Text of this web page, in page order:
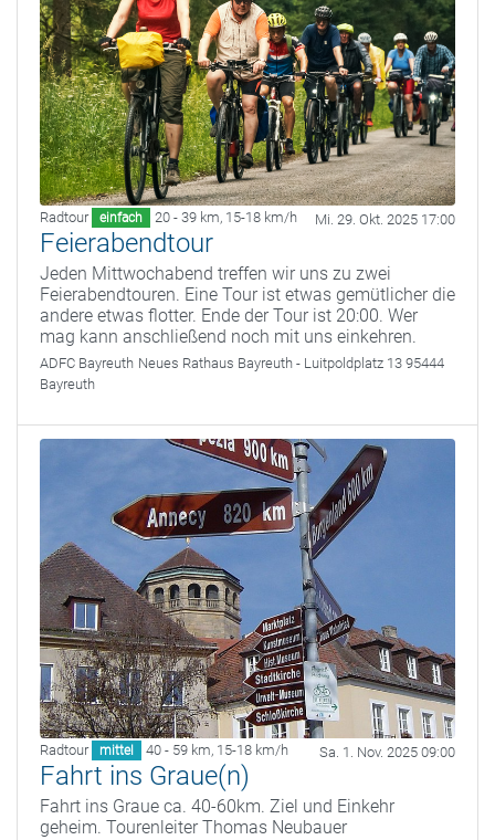
Radtour einfach 20 - 39 km, 15-18 km/h Mi. 29. Okt. 2025 17:00
Feierabendtour
Jeden Mittwochabend treffen wir uns zu zwei
Feierabendtouren. Eine Tour ist etwas gemütlicher die
andere etwas flotter. Ende der Tour ist 20:00. Wer
mag kann anschließend noch mit uns einkehren.
ADFC Bayreuth Neues Rathaus Bayreuth - Luitpoldplatz 13 95444
Bayreuth
Radtour mittel 40 - 59 km, 15-18 km/h Sa. 1. Nov. 2025 09:00
Fahrt ins Graue(n)
Fahrt ins Graue ca. 40-60km. Ziel und Einkehr
geheim. Tourenleiter Thomas Neubauer